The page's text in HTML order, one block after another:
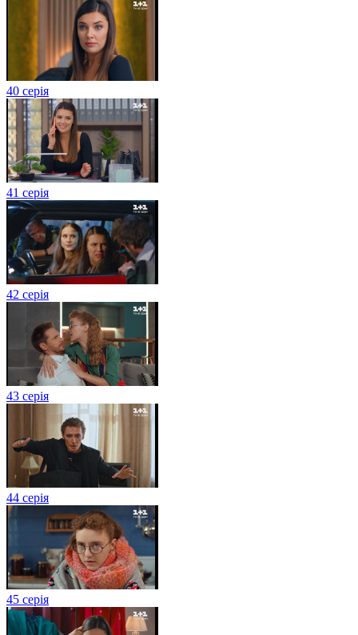
40 серія
41 серія
42 серія
43 серія
44 серія
45 серія